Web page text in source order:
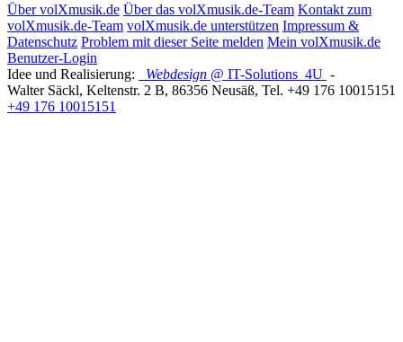
Über volXmusik.de Über das volXmusik.de-Team Kontakt zum
volXmusik.de-Team volXmusik.de unterstützen Impressum &
Datenschutz Problem mit dieser Seite melden Mein volXmusik.de
Benutzer-Login
Idee und Realisierung:
Webdesign @ IT-Solutions 4U -
Walter Säckl, Keltenstr. 2 B, 86356 Neusäß, Tel. +49 176 10015151
+49 176 10015151